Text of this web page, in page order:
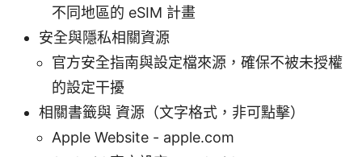
不同地區的 eSIM 計畫
安全與隱私相關資源
官方安全指南與設定檔來源，確保不被未授權
的設定干擾
相關書籤與 資源（文字格式，非可點擊）
Apple Website - apple.com